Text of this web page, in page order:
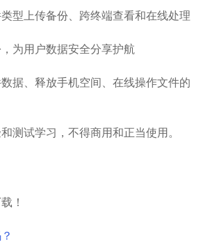
上传备份、跨终端查看和在线处理
用户数据安全分享护航
、释放手机空间、在线操作文件的
测试学习，不得商用和正当使用。
！